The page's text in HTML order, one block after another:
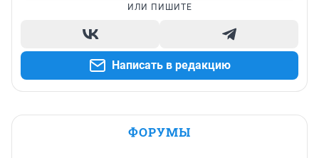
ИЛИ ПИШИТЕ
Написать в редакцию
ФОРУМЫ